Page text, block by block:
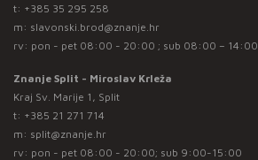
t: +385 35 295 258
m: slavonski.brod@znanje.hr
rv: pon - pet 08:00 - 20:00 ; sub 08:00 – 14:00
Znanje Split - Miroslav Krleža
Kraj Sv. Marije 1, Split
t: +385 21 271 714
m: split@znanje.hr
rv: pon - pet 08:00 - 20:00; sub 9:00-15:00